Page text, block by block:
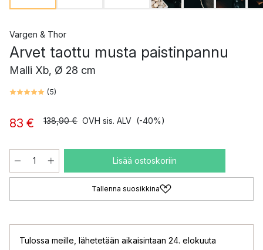
Vargen & Thor
Arvet taottu musta paistinpannu
Malli Xb, Ø 28 cm
(5)
83 € 138,90 € OVH sis. ALV (-40%)
Lisää ostoskoriin
Tallenna suosikkina
Tulossa meille lähetetään aikaisintaan 24. elokuuta